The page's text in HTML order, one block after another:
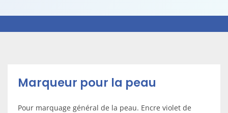
Marqueur pour la peau
Pour marquage général de la peau. Encre violet de